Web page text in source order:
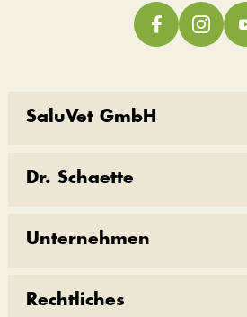
SaluVet GmbH
Dr. Schaette
Unternehmen
Rechtliches